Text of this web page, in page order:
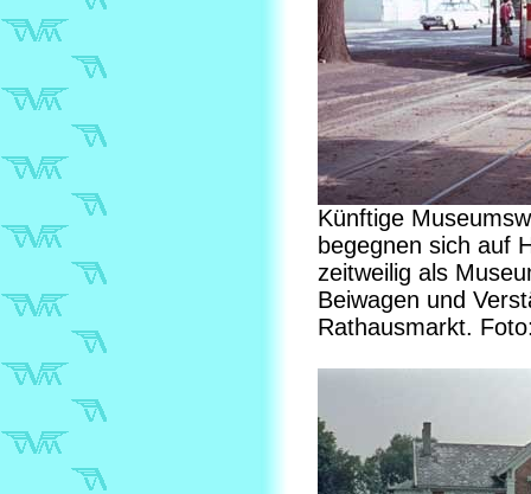
Künftige
begegnen sich auf
zeitweilig als
Beiwagen und
Rathausmarkt.